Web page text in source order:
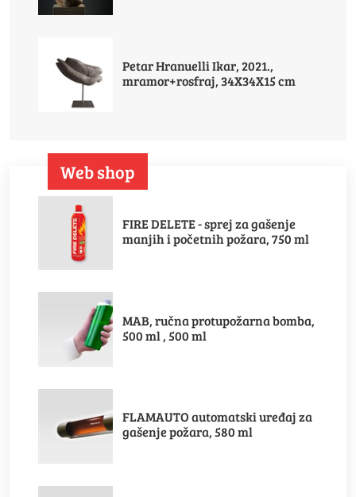
Petar Hranuelli Ikar, 2021.,
mramor+rosfraj, 34X34X15 cm
Web shop
FIRE DELETE - sprej za gašenje
manjih i početnih požara, 750 ml
MAB, ručna protupožarna bomba,
500 ml , 500 ml
FLAMAUTO automatski uređaj za
gašenje požara, 580 ml